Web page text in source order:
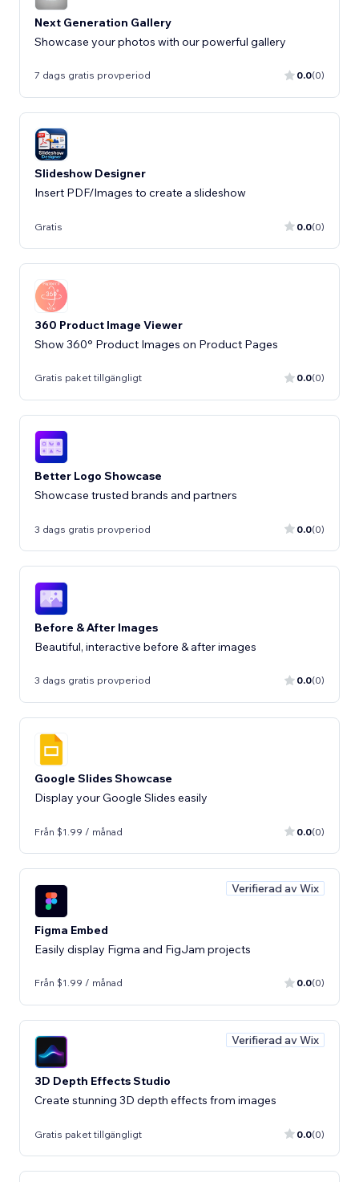
Next Generation Gallery
Showcase your photos with our powerful gallery
7 dags gratis provperiod 0.0(0)
Slideshow Designer
Insert PDF/Images to create a slideshow
Gratis 0.0(0)
360 Product Image Viewer
Show 360° Product Images on Product Pages
Gratis paket tillgängligt 0.0(0)
Better Logo Showcase
Showcase trusted brands and partners
3 dags gratis provperiod 0.0(0)
Before & After Images
Beautiful, interactive before & after images
3 dags gratis provperiod 0.0(0)
Google Slides Showcase
Display your Google Slides easily
Från $1.99 / månad 0.0(0)
Verifierad av Wix
Figma Embed
Easily display Figma and FigJam projects
Från $1.99 / månad 0.0(0)
Verifierad av Wix
3D Depth Effects Studio
Create stunning 3D depth effects from images
Gratis paket tillgängligt 0.0(0)